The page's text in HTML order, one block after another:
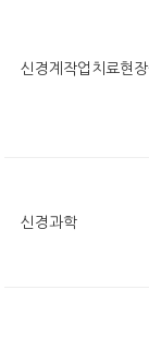
신경계작업치료현
신경과학